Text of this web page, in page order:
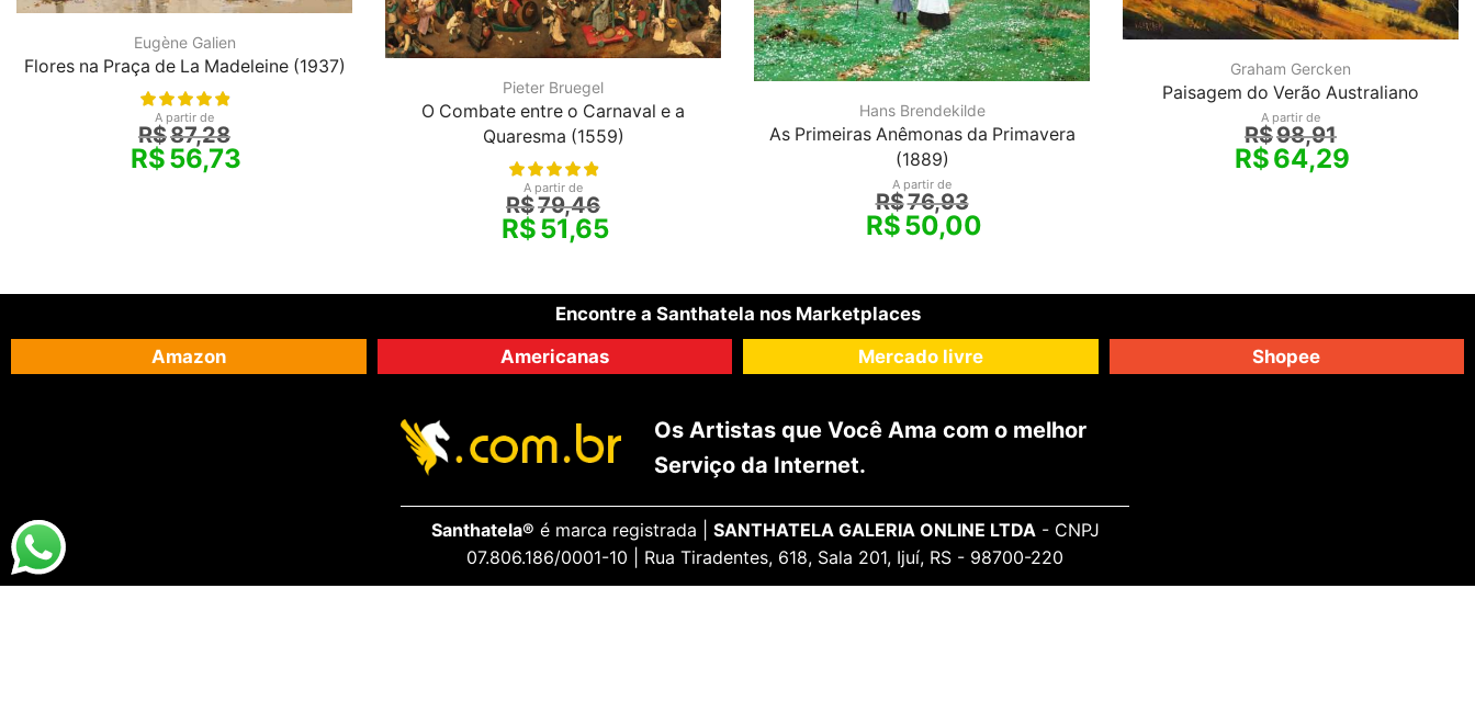
Eugène Galien
Flores na Praça de La Madeleine (1937)
A partir de
R$87,28
R$56,73
Pieter Bruegel
O Combate entre o Carnaval e a
Quaresma (1559)
A partir de
R$79,46
R$51,65
Hans Brendekilde
As Primeiras Anêmonas da Primavera
(1889)
A partir de
R$76,93
R$50,00
Graham Gercken
Paisagem do Verão Australiano
A partir de
R$98,91
R$64,29
Encontre a Santhatela nos Marketplaces
Amazon
Americanas Mercado livre Shopee
Os Artistas que Você Ama com o melhor
Serviço da Internet.
Santhatela® é marca registrada | SANTHATELA GALERIA ONLINE LTDA- CNPJ
07.806.186/0001-10 | Rua Tiradentes, 618, Sala 201, Ijuí, RS - 98700-220